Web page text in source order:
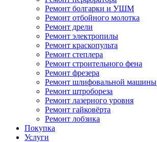
Ремонт болгарки и УШМ
Ремонт отбойного молотка
Ремонт дрели
Ремонт электропилы
Ремонт краскопульта
Ремонт степлера
Ремонт строительного фена
Ремонт фрезера
Ремонт шлифовальной машины
Ремонт штробореза
Ремонт лазерного уровня
Ремонт гайковёрта
Ремонт лобзика
Покупка
Услуги